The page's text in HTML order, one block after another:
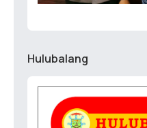
Hulubalang